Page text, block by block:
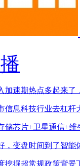
加速期热点多起来了
信息科技行业去杠杆
储芯片+卫星通信+维
，变盘时间到了智能
挖掘超常规政策背景